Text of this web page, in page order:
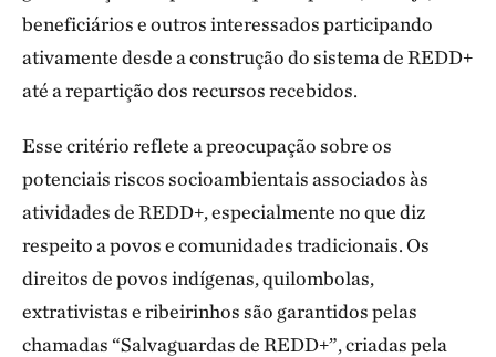
beneficiários e outros interessados participando
ativamente desde a construção do sistema de REDD+
até a repartição dos recursos recebidos.
Esse critério reflete a preocupação sobre os
potenciais riscos socioambientais associados às
atividades de REDD+, especialmente no que diz
respeito a povos e comunidades tradicionais. Os
direitos de povos indígenas, quilombolas,
extrativistas e ribeirinhos são garantidos pelas
chamadas “Salvaguardas de REDD+”, criadas pela